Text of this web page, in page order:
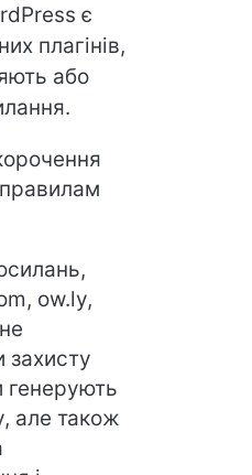
є
плагінів,
або
ow.ly,
захисту
генерують
але також